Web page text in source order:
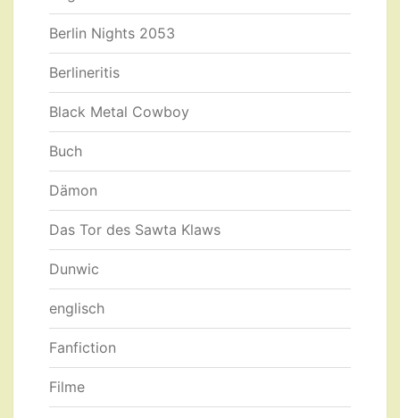
Berlin Nights 2053
Berlineritis
Black Metal Cowboy
Buch
Dämon
Das Tor des Sawta Klaws
Dunwic
englisch
Fanfiction
Filme